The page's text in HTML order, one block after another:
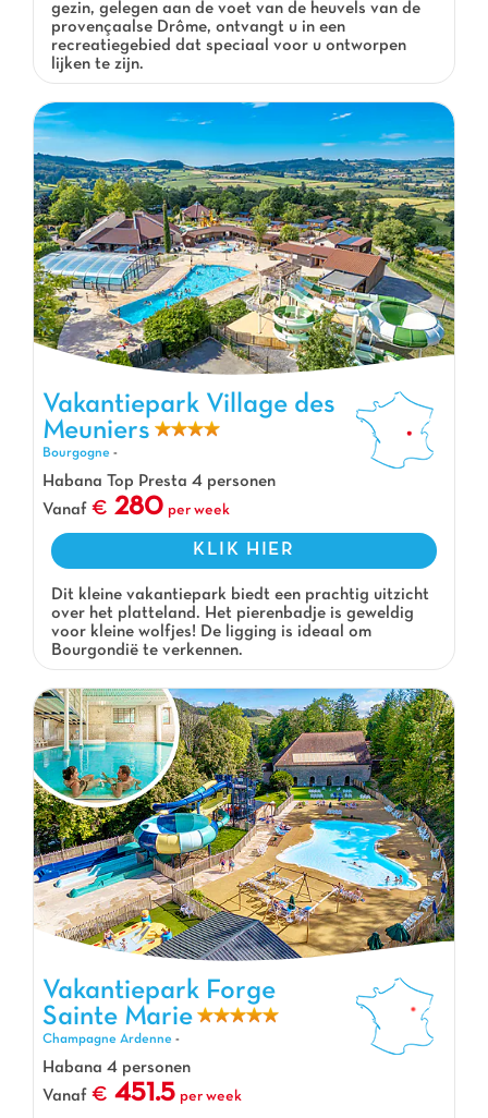
gezin, gelegen aan de voet van de heuvels van de
provençaalse Drôme, ontvangt u in een
recreatiegebied dat speciaal voor u ontworpen
lijken te zijn.
Vakantiepark Village des Meuniers, Vakantiepark Bourgogne
Vakantiepark Village des
Meuniers
Bourgogne -
Habana Top Presta 4 personen
Vanaf
280 per week
KLIK HIER
Dit kleine vakantiepark biedt een prachtig uitzicht
over het platteland. Het pierenbadje is geweldig
voor kleine wolfjes! De ligging is ideaal om
Bourgondië te verkennen.
Ardenne
Vakantiepark Forge
Sainte Marie
Champagne Ardenne -
Habana 4 personen
Vanaf
451.5 per week